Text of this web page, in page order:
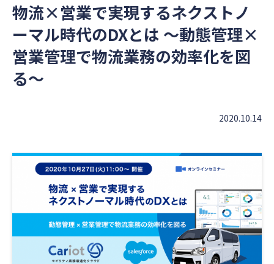
物流×営業で実現するネクストノ
ーマル時代のDXとは 〜動態管理×
営業管理で物流業務の効率化を図
る〜
2020.10.14